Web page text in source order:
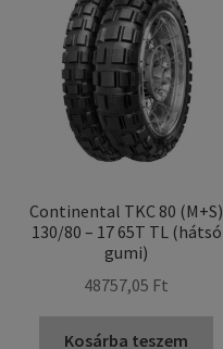
Continental TKC 80 (M+S)
130/80 – 17 65T TL (hátsó
gumi)
48757,05 Ft
Kosárba teszem